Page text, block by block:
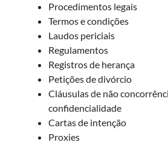
Procedimentos legais
Termos e condições
Laudos periciais
Regulamentos
Registros de herança
Petições de divórcio
Cláusulas de não
confidencialidade
Cartas de intenção
Proxies